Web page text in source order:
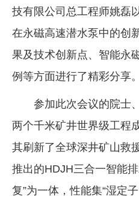
技有限公司总工程师姚磊
在永磁高速潜水泵中的创
果及技术创新点、智能永
例等方面进行了精彩分享。
参加此次会议的院士
两个千米矿井世界级工程
其刷新了全球深井矿山救
推出的HDJH三合一智能
复”为一体，性能集“湿定